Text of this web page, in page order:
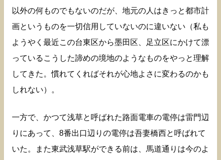
以外の何ものでもないのだが、地元の人はきっと都市計
画というものを一切信用していないのに違いない（私も
ようやく最近この台東区から墨田区、足立区にかけて漂
っているこうした諦めの境地のようなものをやっと理解
してきた。慣れてくればそれが心地よさに変わるのかも
しれない）。
一方で、かつて浅草と呼ばれた路面電車の電停は雷門辺
りにあって、8番出口辺りの電停は吾妻橋西と呼ばれて
いた。また東武浅草駅ができる前は、馬道通りは今のよ